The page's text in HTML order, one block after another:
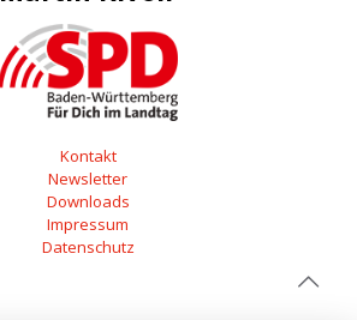
Kontakt
Newsletter
Downloads
Impressum
Datenschutz